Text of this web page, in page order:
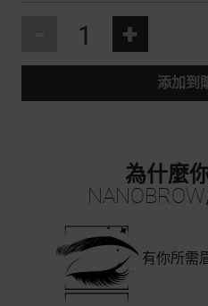
+
添加到
為什麼
有你所需